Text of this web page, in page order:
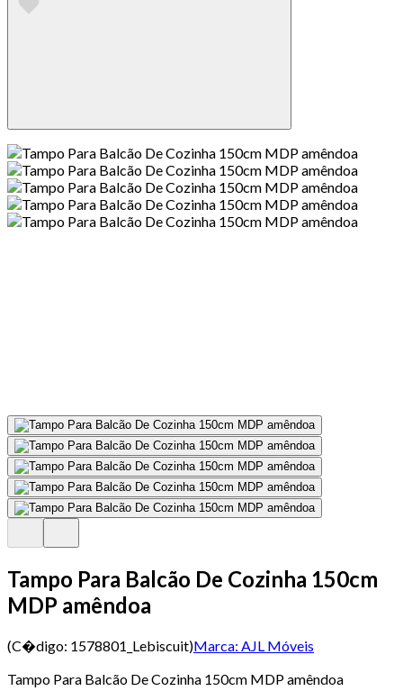
Tampo Para Balcão De Cozinha 150cm
MDP amêndoa
(C�digo: 1578801_Lebiscuit)Marca: AJL Móveis
Tampo Para Balcão De Cozinha 150cm MDP amêndoa